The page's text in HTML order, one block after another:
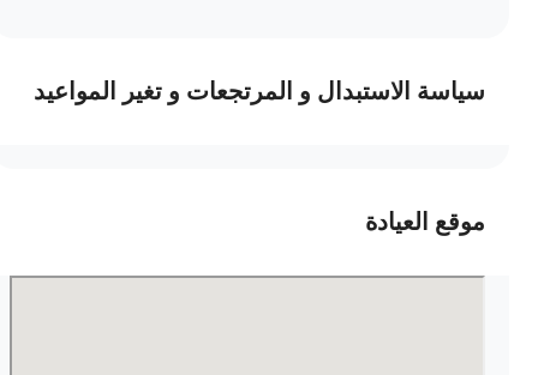
سياسة الاستبدال و المرتجعات و تغير المواعيد
موقع العيادة